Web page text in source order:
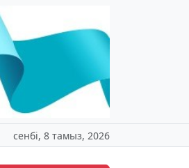
сенбі, 8 тамыз, 2026